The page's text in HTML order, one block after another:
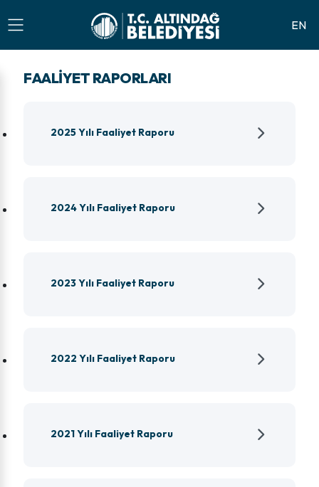
EN
FAALIYET RAPORLARI
2025 Yılı Faaliyet Raporu
2024 Yılı Faaliyet Raporu
2023 Yılı Faaliyet Raporu
2022 Yılı Faaliyet Raporu
2021 Yılı Faaliyet Raporu